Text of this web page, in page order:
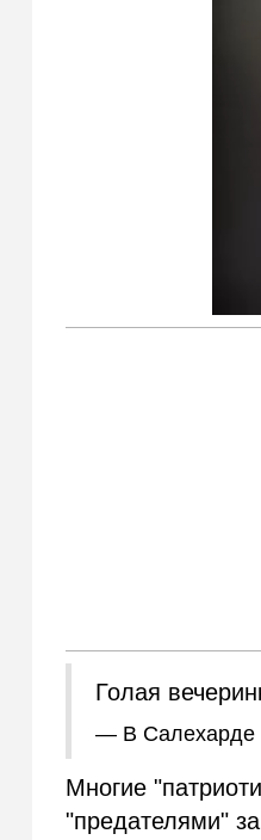
Голая
— В Салехарде
Многие
"предателями"